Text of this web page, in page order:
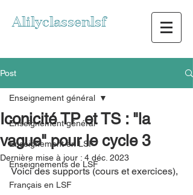
Alilyclassenlsf
Post
Enseignement général
Enseignement en LSF
Enseignements de LSF
Français en LSF
Enseignement général
Iconicité TP et TS : "la
vague" pour le cycle 3
Dernière mise à jour : 4 déc. 2023
Voici des supports (cours et exercices),